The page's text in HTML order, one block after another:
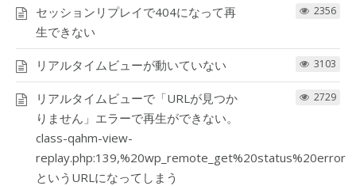
セッションリプレイで404になって再
生できない
2356
リアルタイムビューが動いていない 3103
リアルタイムビューで「URLが見つか
りません」エラーで再生ができない。
class-qahm-view-
replay.php:139,%20wp_remote_get%20status%20error
というURLになってしまう
2729